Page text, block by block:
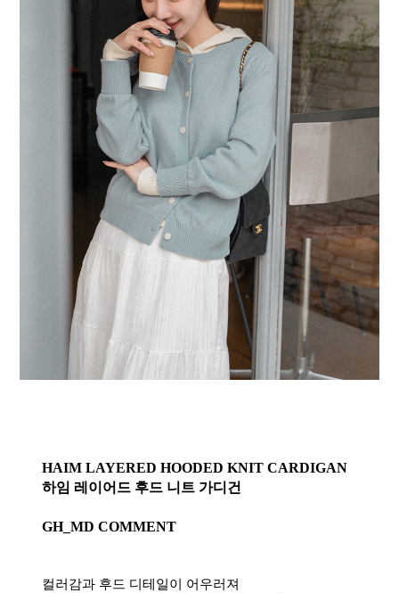
HAIM LAYERED HOODED KNIT CARDIGAN
하임 레이어드 후드 니트 가디건
GH_MD COMMENT
컬러감과 후드 디테일이 어우러져